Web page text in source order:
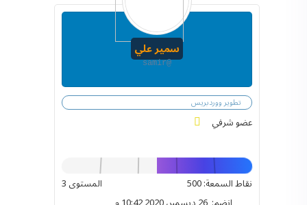
سمير علي
@samir
تطوير ووردبريس
عضو شرفي
نقاط السمعة: 500
المستوى 3